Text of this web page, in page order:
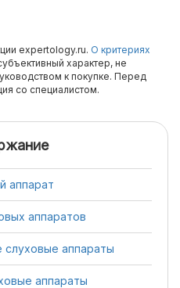
expertology.ru. О критериях
характер, не
к покупке. Перед
со специалистом.
аппарат
аппаратов
аппараты
аппараты